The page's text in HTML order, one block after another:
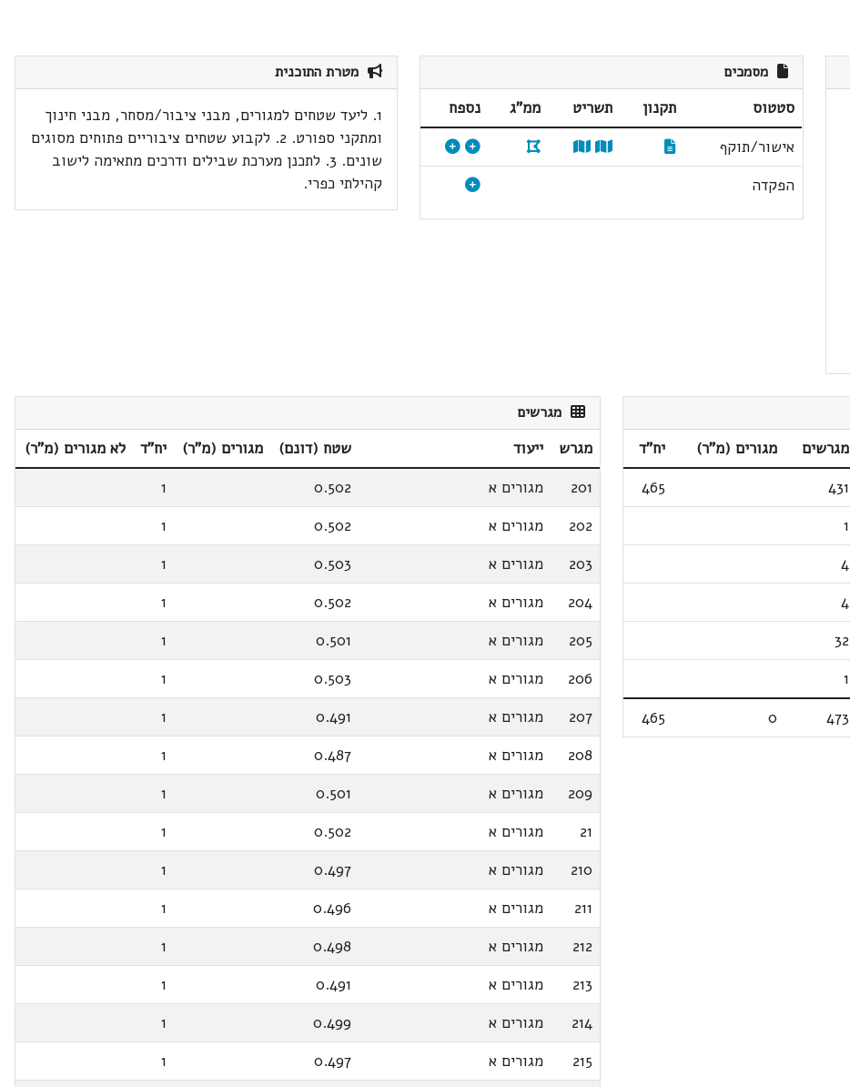
מסמכים
סטטוס תקנון תשריט ממ"ג
נספח
אישור/תוקף
הפקדה
מטרת התוכנית
1. ליעד שטחים למגורים, מבני ציבור/מסחר, מבני חינוך
ומתקני ספורט. 2. לקבוע שטחים ציבוריים פתוחים מסוגים
שונים. 3. לתכנן מערכת שבילים ודרכים מתאימה לישוב
קהילתי כפרי.
מגרשים מגורים (מ"ר)
יח"ד
431
465
1
4
4
32
1
473
0
465
מגרשים
מגרש ייעוד שטח (דונם) מגורים (מ"ר) יח"ד
לא מגורים (מ"ר)
201
מגורים א 0.502
1
202
מגורים א 0.502
1
203
מגורים א 0.503
1
204
מגורים א 0.502
1
205
מגורים א 0.501
1
206
מגורים א 0.503
1
207
מגורים א 0.491
1
208
מגורים א 0.487
1
209
מגורים א 0.501
1
21
מגורים א 0.502
1
210
מגורים א 0.497
1
211
מגורים א 0.496
1
212
מגורים א 0.498
1
213
מגורים א 0.491
1
214
מגורים א 0.499
1
215
מגורים א 0.497
1